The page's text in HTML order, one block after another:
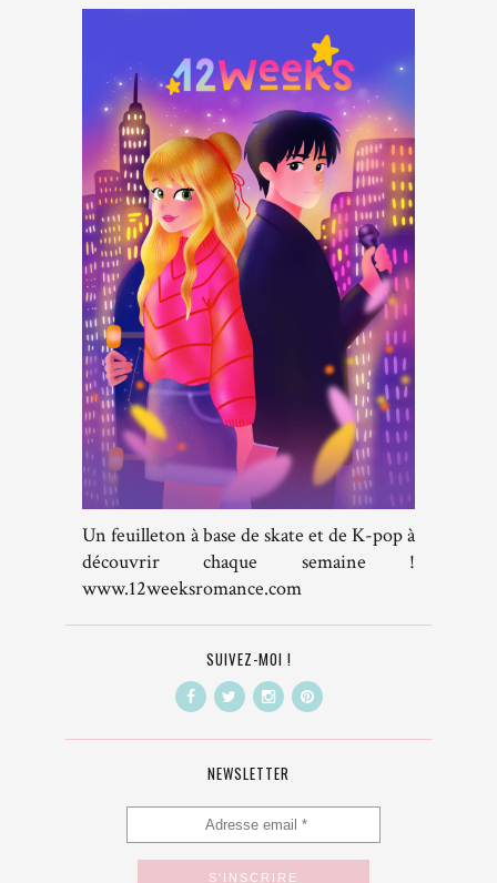
Un feuilleton à base de skate et de K-pop à
découvrir chaque semaine !
www.12weeksromance.com
SUIVEZ-MOI !
NEWSLETTER